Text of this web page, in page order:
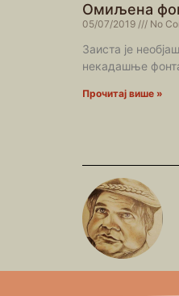
Омиљена
05/07/2019 No
Заиста је
некадашње
Прочитај више »